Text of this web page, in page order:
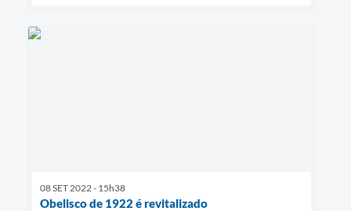
08 SET 2022 - 15h38
Obelisco de 1922 é revitalizado